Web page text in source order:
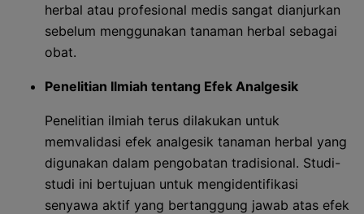
herbal atau profesional medis sangat dianjurkan
sebelum menggunakan tanaman herbal sebagai
obat.
Penelitian Ilmiah tentang Efek Analgesik
Penelitian ilmiah terus dilakukan untuk
memvalidasi efek analgesik tanaman herbal yang
digunakan dalam pengobatan tradisional. Studi-
studi ini bertujuan untuk mengidentifikasi
senyawa aktif yang bertanggung jawab atas efek